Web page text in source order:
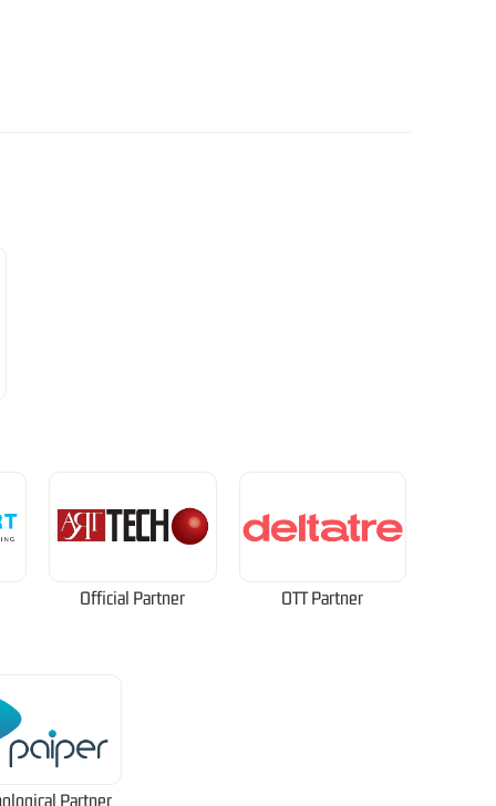
Official Partner OTT Partner
Partner